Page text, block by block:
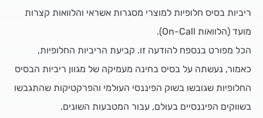
ריביות בסיס חלופיות למוצרי מסגרות אשראי והלוואות קצרות
מועד (הלוואות On-Call).
הכל מפורט בנספח להודעה זו. קביעת הריביות החלופיות,
כאמור, נעשתה על בסיס בחינה מעמיקה של מגוון ריביות הבסיס
החלופיות שגובשו בשוק הפיננסי העולמי והפרקטיקות שהתגבשו
בשווקים הפיננסיים בעולם, עבור המטבעות השונים.